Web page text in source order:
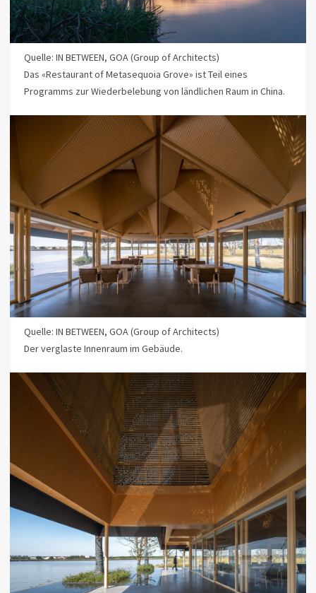
Quelle: IN BETWEEN, GOA (Group of Architects)
Das «Restaurant of Metasequoia Grove» ist Teil eines
Programms zur Wiederbelebung von ländlichen Raum in China.
Quelle: IN BETWEEN, GOA (Group of Architects)
Der verglaste Innenraum im Gebäude.